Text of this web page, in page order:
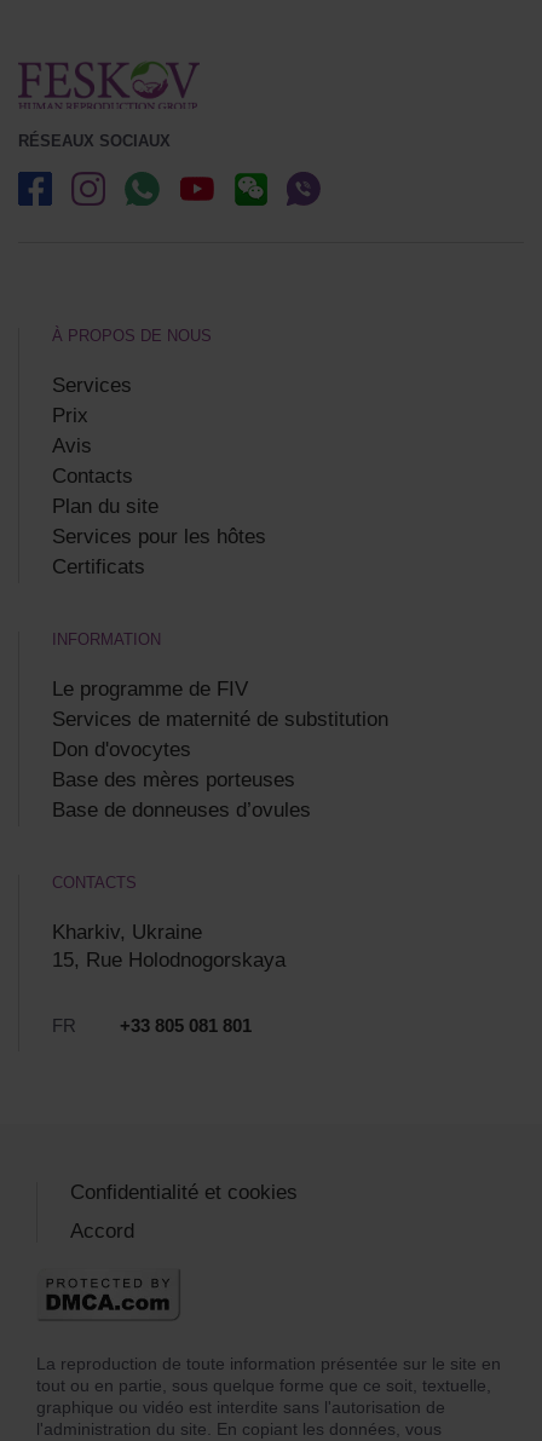
RÉSEAUX SOCIAUX
À PROPOS DE NOUS
Services
Prix
Avis
Contacts
Plan du site
Services pour les hôtes
Certificats
INFORMATION
Le programme de FIV
Services de maternité de substitution
Don d'ovocytes
Base des mères porteuses
Base de donneuses d’ovules
CONTACTS
Kharkiv, Ukraine
15, Rue Holodnogorskaya
FR +33 805 081 801
La reproduction de toute information présentée sur le site en
tout ou en partie, sous quelque forme que ce soit, textuelle,
graphique ou vidéo est interdite sans l'autorisation de
l'administration du site. En copiant les données, vous
Confidentialité et cookies
Accord